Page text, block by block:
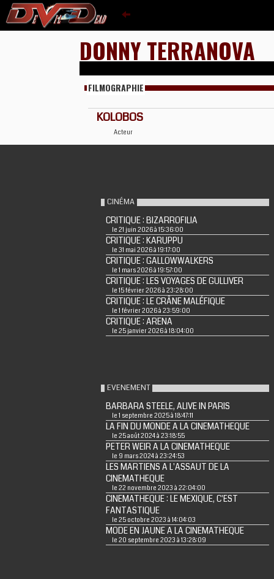
DONNY TERRANOVA
FILMOGRAPHIE
KOLOBOS
Acteur
CINÉMA
CRITIQUE : BIZARROFILIA
le 21 juin 2026 à 15:36:00
CRITIQUE : KARUPPU
le 31 mai 2026 à 19:17:00
CRITIQUE : GALLOWWALKERS
le 1 mars 2026 à 19:57:00
CRITIQUE : LES VOYAGES DE GULLIVER
le 15 février 2026 à 23:28:00
CRITIQUE : LE CRÂNE MALÉFIQUE
le 1 février 2026 à 23:59:00
CRITIQUE : ARENA
le 25 janvier 2026 à 18:04:00
EVENEMENT
BARBARA STEELE, ALIVE IN PARIS
le 1 septembre 2025 à 18:47:11
LA FIN DU MONDE A LA CINEMATHEQUE
le 25 août 2024 à 23:18:55
PETER WEIR A LA CINEMATHEQUE
le 9 mars 2024 à 23:24:53
LES MARTIENS A L'ASSAUT DE LA
CINEMATHEQUE
le 22 novembre 2023 à 22:04:00
CINEMATHEQUE : LE MEXIQUE, C'EST
FANTASTIQUE
le 25 octobre 2023 à 14:04:03
MODE EN JAUNE A LA CINEMATHEQUE
le 20 septembre 2023 à 13:28:09